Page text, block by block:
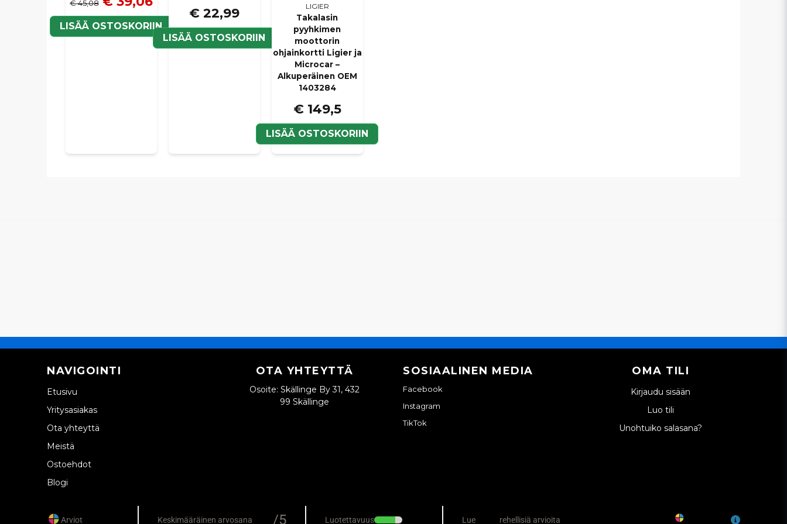
€ 45,08
LISÄÄ OSTOSKORIIN
€ 22,99
LISÄÄ OSTOSKORIIN
LIGIER
Takalasin
pyyhkimen
moottorin
ohjainkortti Ligier ja
Microcar –
Alkuperäinen OEM
1403284
€ 149,5
LISÄÄ OSTOSKORIIN
NAVIGOINTI
Etusivu
Yritysasiakas
Ota yhteyttä
Meistä
Ostoehdot
Blogi
OTA YHTEYTTÄ
Osoite: Skällinge By 31, 432
99 Skällinge
SOSIAALINEN MEDIA
Facebook
Instagram
TikTok
OMA TILI
Kirjaudu sisään
Luo tili
Unohtuiko salasana?